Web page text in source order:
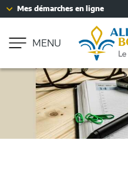
Aller à la recherche
Accessibilité : partiellement
Mes démarches en ligne
MENU
Fenêtre
chat